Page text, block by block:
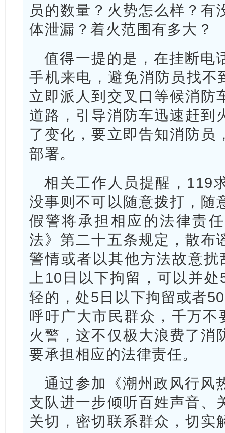
员的数量？火势怎么样？有
体泄漏？着火范围有多大？
值得一提的是，在挂断电
手机来电，避免消防员找不
立即派人到交叉口等候消防
道路，引导消防车迅速赶到
了变化，要立即告知消防员
部署。
相关工作人员提醒，119
没事则不可以随意拨打，随
假警将承担相应的法律责
法》第二十五条规定，散布
警情或者以其他方法故意
上10日以下拘留，可以并
轻的，处5日以下拘留或者
呼吁广大市民群众，千万
火警，这不仅极大浪费了消
要承担相应的法律责任。
通过参加《潮州政风行风
支队进一步倾听百姓声音、
关切，密切联系群众，切实